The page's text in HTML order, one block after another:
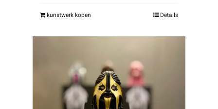
kunstwerk kopen Details